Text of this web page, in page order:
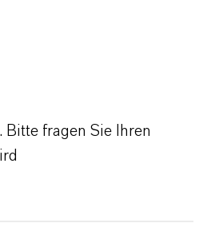
Bitte fragen Sie Ihren